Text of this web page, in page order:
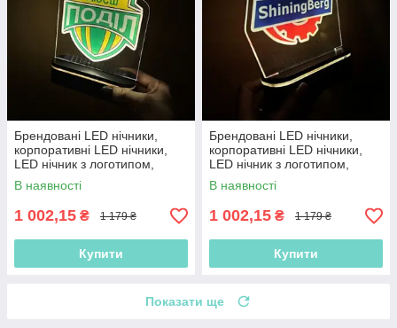
Брендовані LED нічники,
корпоративні LED нічники,
LED нічник з логотипом,
нічник з акумулятором
В наявності
1 002,15 ₴ 1 179 ₴
Купити
Брендовані LED нічники,
корпоративні LED нічники,
LED нічник з логотипом,
нічник з акумулятором
В наявності
1 002,15 ₴ 1 179 ₴
Купити
Показати ще